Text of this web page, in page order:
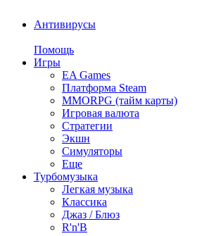
Антивирусы
Помощь
Игры
EA Games
Платформа Steam
MMORPG (тайм карты)
Игровая валюта
Стратегии
Экшн
Симуляторы
Еще
Турбомузыка
Легкая музыка
Классика
Джаз / Блюз
R'n'B